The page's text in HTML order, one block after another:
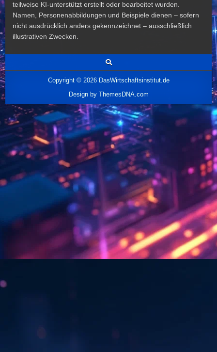
teilweise KI-unterstützt erstellt oder bearbeitet wurden.
Namen, Personenabbildungen und Beispiele dienen – sofern
nicht ausdrücklich anders gekennzeichnet – ausschließlich
illustrativen Zwecken.
Copyright © 2026 DasWirtschaftsinstitut.de
Design by ThemesDNA.com